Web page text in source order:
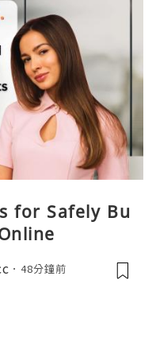
for Safely Bu
48分鐘前